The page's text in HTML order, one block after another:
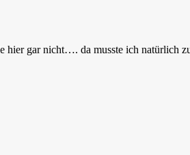
gar nicht…. da musste ich natürlich